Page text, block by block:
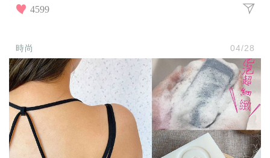
4599
時尚 04/28